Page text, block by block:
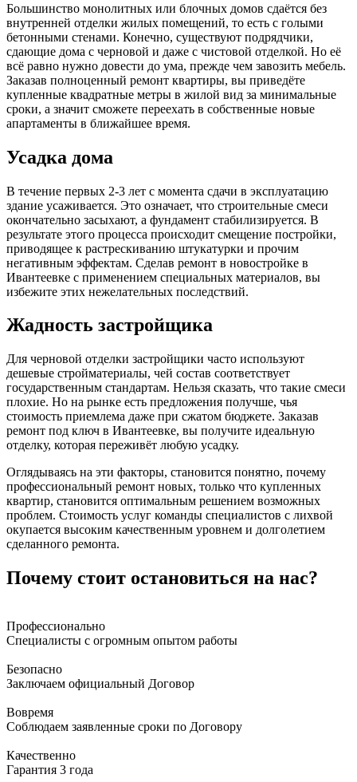
Большинство монолитных или блочных домов сдаётся без
внутренней отделки жилых помещений, то есть с голыми
бетонными стенами. Конечно, существуют подрядчики,
сдающие дома с черновой и даже с чистовой отделкой. Но её
всё равно нужно довести до ума, прежде чем завозить мебель.
Заказав полноценный ремонт квартиры, вы приведёте
купленные квадратные метры в жилой вид за минимальные
сроки, а значит сможете переехать в собственные новые
апартаменты в ближайшее время.
Усадка дома
В течение первых 2-3 лет с момента сдачи в эксплуатацию
здание усаживается. Это означает, что строительные смеси
окончательно засыхают, а фундамент стабилизируется. В
результате этого процесса происходит смещение постройки,
приводящее к растрескиванию штукатурки и прочим
негативным эффектам. Сделав ремонт в новостройке в
Ивантеевке с применением специальных материалов, вы
избежите этих нежелательных последствий.
Жадность застройщика
Для черновой отделки застройщики часто используют
дешевые стройматериалы, чей состав соответствует
государственным стандартам. Нельзя сказать, что такие смеси
плохие. Но на рынке есть предложения получше, чья
стоимость приемлема даже при сжатом бюджете. Заказав
ремонт под ключ в Ивантеевке, вы получите идеальную
отделку, которая переживёт любую усадку.
Оглядываясь на эти факторы, становится понятно, почему
профессиональный ремонт новых, только что купленных
квартир, становится оптимальным решением возможных
проблем. Стоимость услуг команды специалистов с лихвой
окупается высоким качественным уровнем и долголетием
сделанного ремонта.
Почему стоит остановиться на нас?
Профессионально
Специалисты с огромным опытом работы
Безопасно
Заключаем официальный Договор
Вовремя
Соблюдаем заявленные сроки по Договору
Качественно
Гарантия 3 года